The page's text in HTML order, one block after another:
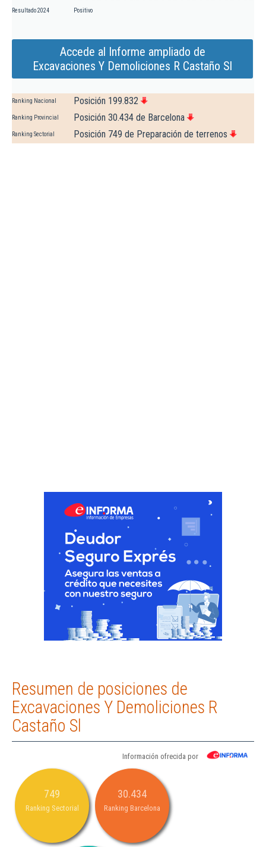
Resultado 2024 Positivo
Accede al Informe ampliado de
Excavaciones Y Demoliciones R Castaño Sl
Ranking Nacional Posición 199.832
Ranking Provincial Posición 30.434 de Barcelona
Ranking Sectorial Posición 749 de Preparación de terrenos
Resumen de posiciones de
Excavaciones Y Demoliciones R
Castaño Sl
Información ofrecida por
749
Ranking Sectorial
30.434
Ranking Barcelona